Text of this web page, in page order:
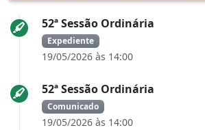
52ª Sessão Ordinária
Expediente
19/05/2026 às 14:00
52ª Sessão Ordinária
Comunicado
19/05/2026 às 14:00